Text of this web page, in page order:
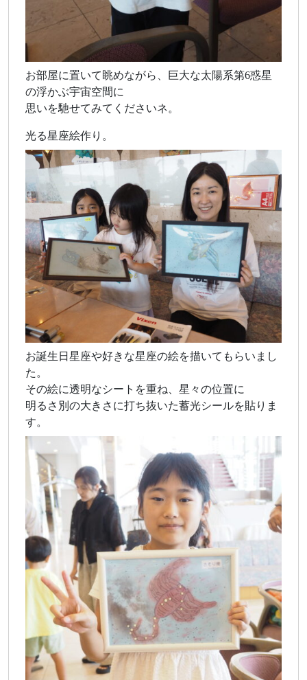
お部屋に置いて眺めながら、巨大な太陽系第6惑星
の浮かぶ宇宙空間に
思いを馳せてみてくださいネ。
光る星座絵作り。
お誕生日星座や好きな星座の絵を描いてもらいまし
た。
その絵に透明なシートを重ね、星々の位置に
明るさ別の大きさに打ち抜いた蓄光シールを貼りま
す。